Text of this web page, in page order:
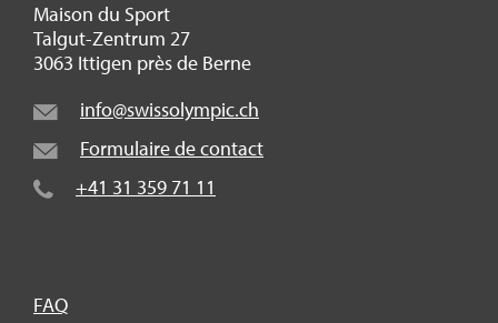
Mai­son du Sport
Tal­gut-Zen­trum 27
3063 Itti­gen près de Berne
info@​swi​ssol​ympi​c.​ch
For­mu­laire de contact
+41 31 359 71 11
FAQ